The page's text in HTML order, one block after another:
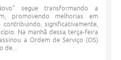
segue transformando a
promovendo melhorias em
significativamente,
Na manhã dessa terça-feira
a Ordem de Serviço (OS)
de...